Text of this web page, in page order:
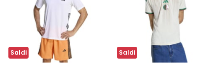
Saldi Saldi